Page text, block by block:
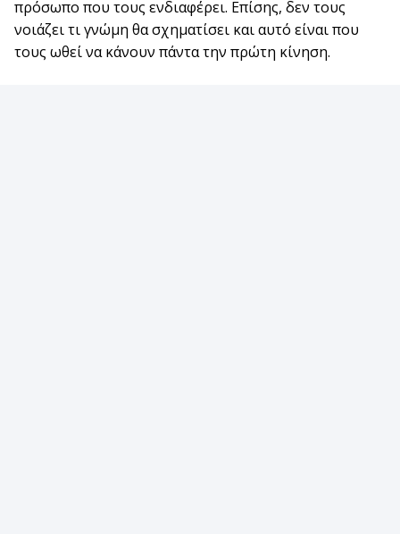
πρόσωπο που τους ενδιαφέρει. Επίσης, δεν τους
νοιάζει τι γνώμη θα σχηματίσει και αυτό είναι που
τους ωθεί να κάνουν πάντα την πρώτη κίνηση.